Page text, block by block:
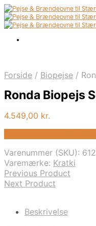
Forside / Biopejse /
Ronda Biopejs
4.549,00 kr.
Varenummer (SKU):
Varemærke: Kratki
Previous Product
Next Product
Beskrivelse